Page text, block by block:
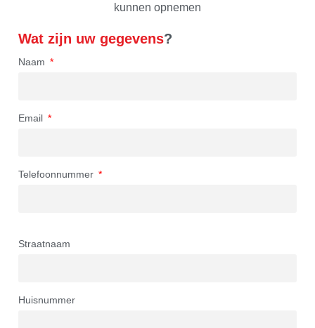
kunnen opnemen
Wat zijn uw gegevens?
Naam
Email
Telefoonnummer
Straatnaam
Huisnummer